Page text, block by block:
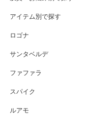
アイテム別で探す
ロゴナ
サンタベルデ
ファファラ
スパイク
ルアモ